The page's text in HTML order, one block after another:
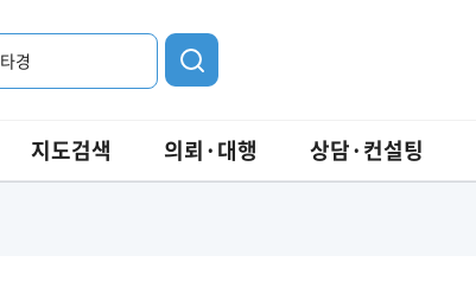
타경
지도검색 의뢰·대행 상담·컨설팅